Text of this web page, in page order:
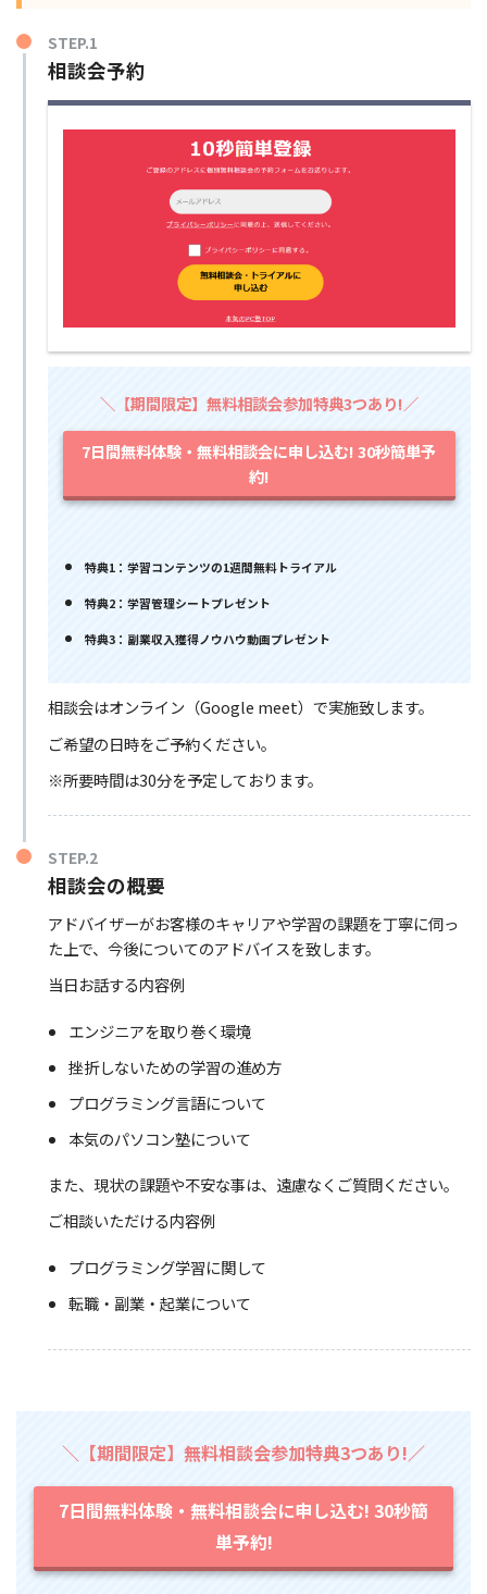
STEP.1
相談会予約
＼【期間限定】無料相談会参加特典3つあり!／
7日間無料体験・無料相談会に申し込む! 30秒簡単予
約!
特典1：学習コンテンツの1週間無料トライアル
特典2：学習管理シートプレゼント
特典3：副業収入獲得ノウハウ動画プレゼント
相談会はオンライン（Google meet）で実施致します。
ご希望の日時をご予約ください。
※所要時間は30分を予定しております。
STEP.2
相談会の概要
アドバイザーがお客様のキャリアや学習の課題を丁寧に伺っ
た上で、今後についてのアドバイスを致します。
当日お話する内容例
エンジニアを取り巻く環境
挫折しないための学習の進め方
プログラミング言語について
本気のパソコン塾について
また、現状の課題や不安な事は、遠慮なくご質問ください。
ご相談いただける内容例
プログラミング学習に関して
転職・副業・起業について
＼【期間限定】無料相談会参加特典3つあり!／
7日間無料体験・無料相談会に申し込む! 30秒簡
単予約!